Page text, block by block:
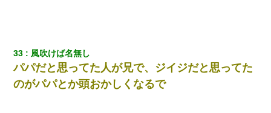
33 風吹けば名無し
パパだと思ってた人が兄で、ジイジだと思ってた
のがパパとか頭おかしくなるで